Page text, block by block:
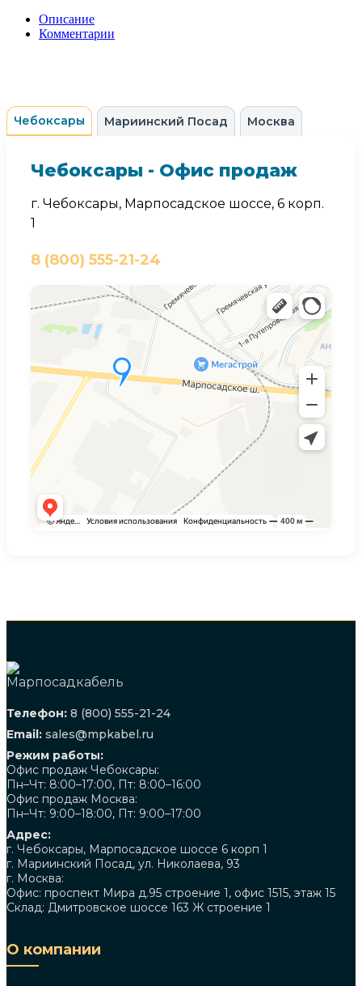
Описание
Комментарии
Чебоксары Мариинский Посад Москва
Чебоксары - Офис продаж
г. Чебоксары, Марпосадское шоссе, 6 корп.
1
8 (800) 555-21-24
Телефон: 8 (800) 555-21-24
Email: sales@mpkabel.ru
Режим работы:
Офис продаж Чебоксары:
Пн–Чт: 8:00–17:00, Пт: 8:00–16:00
Офис продаж Москва:
Пн–Чт: 9:00–18:00, Пт: 9:00–17:00
Адрес:
г. Чебоксары, Марпосадское шоссе 6 корп 1
г. Мариинский Посад, ул. Николаева, 93
г. Москва:
Офис: проспект Мира д.95 строение 1, офис 1515, этаж 15
Склад: Дмитровское шоссе 163 Ж строение 1
О компании